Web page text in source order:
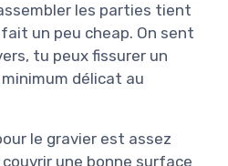
les parties tient
un peu cheap. On sent
tu peux fissurer un
délicat au
le gravier est assez
une bonne surface